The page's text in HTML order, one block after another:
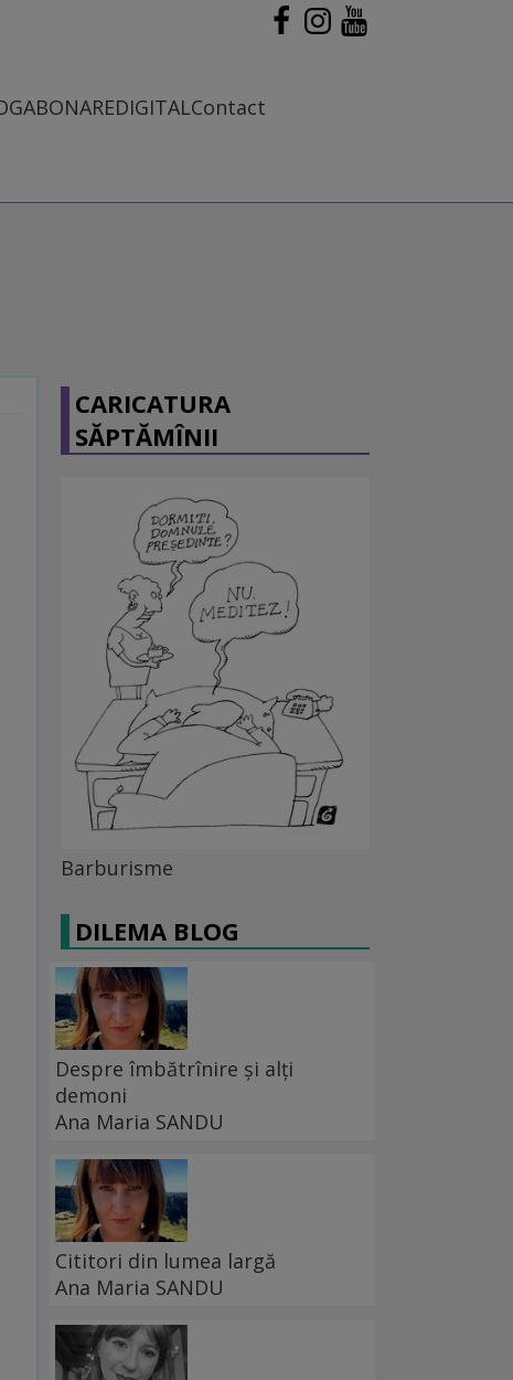
ABONAREDIGITALContact
CARICATURA
SĂPTĂMÎNII
Barburisme
DILEMA BLOG
Despre îmbătrînire și alți
demoni
Ana Maria SANDU
Cititori din lumea largă
Ana Maria SANDU